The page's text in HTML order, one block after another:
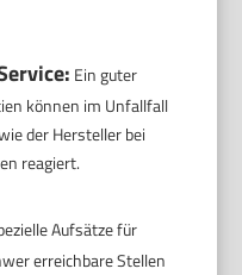
Ein guter
können im Unfallfall
der Hersteller bei
reagiert.
Aufsätze für
erreichbare Stellen